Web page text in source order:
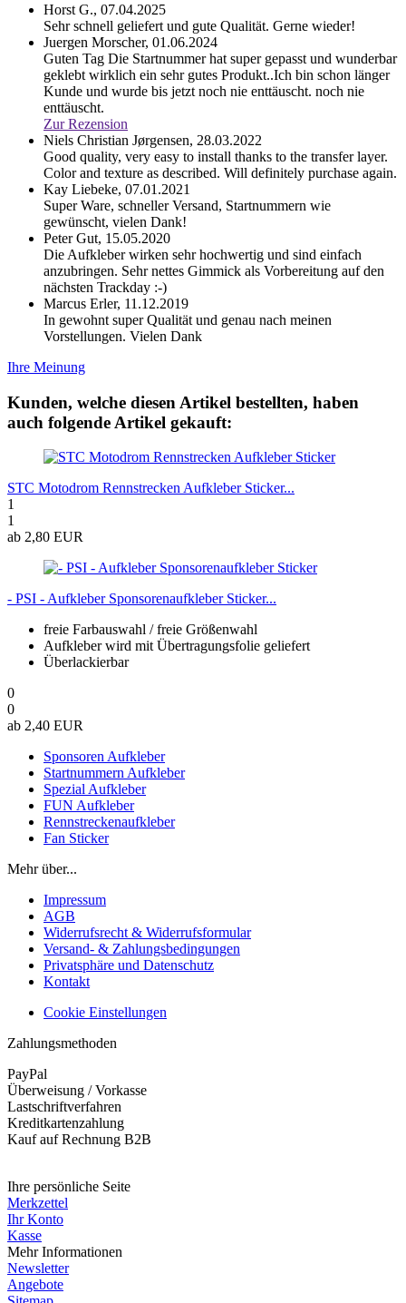
Horst G., 07.04.2025
Sehr schnell geliefert und gute Qualität. Gerne wieder!
Juergen Morscher, 01.06.2024
Guten Tag Die Startnummer hat super gepasst und wunderbar
geklebt wirklich ein sehr gutes Produkt..Ich bin schon länger
Kunde und wurde bis jetzt noch nie enttäuscht. noch nie
enttäuscht.
Zur Rezension
Niels Christian Jørgensen, 28.03.2022
Good quality, very easy to install thanks to the transfer layer.
Color and texture as described. Will definitely purchase again.
Kay Liebeke, 07.01.2021
Super Ware, schneller Versand, Startnummern wie
gewünscht, vielen Dank!
Peter Gut, 15.05.2020
Die Aufkleber wirken sehr hochwertig und sind einfach
anzubringen. Sehr nettes Gimmick als Vorbereitung auf den
nächsten Trackday :-)
Marcus Erler, 11.12.2019
In gewohnt super Qualität und genau nach meinen
Vorstellungen. Vielen Dank
Ihre Meinung
Kunden, welche diesen Artikel bestellten, haben
auch folgende Artikel gekauft:
STC Motodrom Rennstrecken Aufkleber Sticker...
1
1
ab 2,80 EUR
- PSI - Aufkleber Sponsorenaufkleber Sticker...
freie Farbauswahl / freie Größenwahl
Aufkleber wird mit Übertragungsfolie geliefert
Überlackierbar
0
0
ab 2,40 EUR
Sponsoren Aufkleber
Startnummern Aufkleber
Spezial Aufkleber
FUN Aufkleber
Rennstreckenaufkleber
Fan Sticker
Mehr über...
Impressum
AGB
Widerrufsrecht & Widerrufsformular
Versand- & Zahlungsbedingungen
Privatsphäre und Datenschutz
Kontakt
Cookie Einstellungen
Zahlungsmethoden
PayPal
Überweisung / Vorkasse
Lastschriftverfahren
Kreditkartenzahlung
Kauf auf Rechnung B2B
Ihre persönliche Seite
Merkzettel
Ihr Konto
Kasse
Mehr Informationen
Newsletter
Angebote